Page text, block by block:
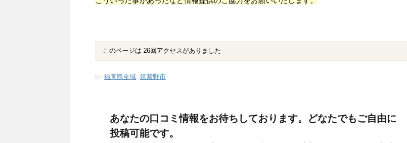
このページは 26回アクセスがありました
-福岡県全域, 筑紫野市
あなたの口コミ情報をお待ちしております。どなたでもご自由に
投稿可能です。